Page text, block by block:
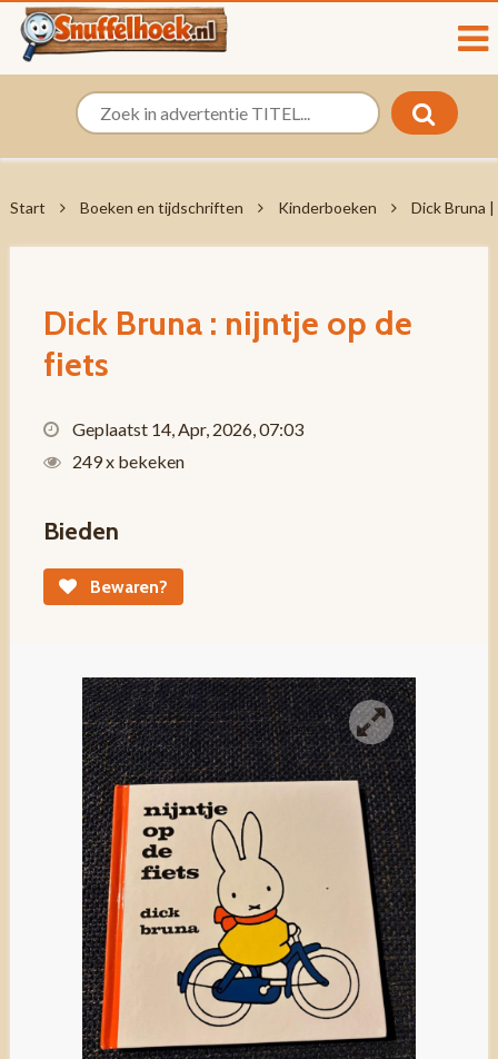
Start Boeken en tijdschriften Kinderboeken Dick Bruna
Dick Bruna : nijntje op de
fiets
Geplaatst 14, Apr, 2026, 07:03
249 x bekeken
Bieden
Bewaren?